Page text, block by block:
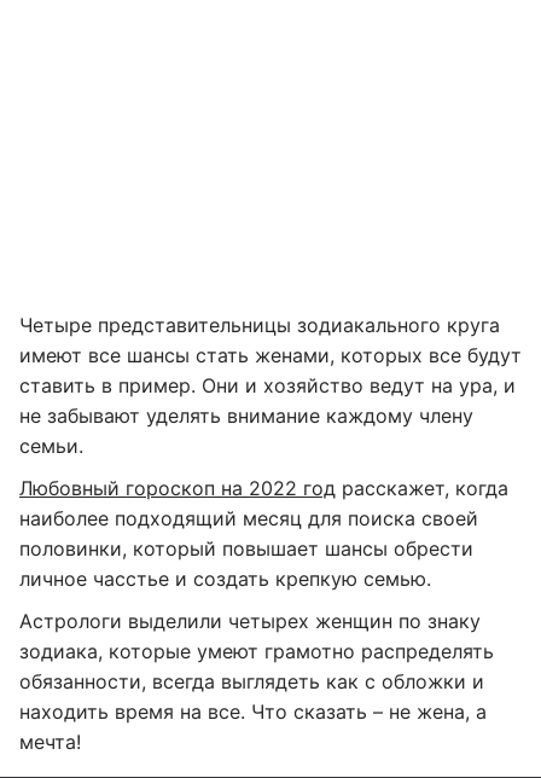
Четыре представительницы зодиакального круга
имеют все шансы стать женами, которых все будут
ставить в пример. Они и хозяйство ведут на ура, и
не забывают уделять внимание каждому члену
семьи.
Любовный гороскоп на 2022 год расскажет, когда
наиболее подходящий месяц для поиска своей
половинки, который повышает шансы обрести
личное часстье и создать крепкую семью.
Астрологи выделили четырех женщин по знаку
зодиака, которые умеют грамотно распределять
обязанности, всегда выглядеть как с обложки и
находить время на все. Что сказать – не жена, а
мечта!